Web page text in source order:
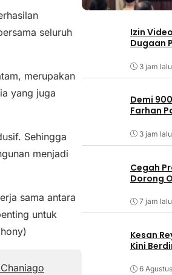
seluruh
merupakan
yang juga
Sehingga
menjadi
sama antara
untuk
Izin
Dugaan
3 jam lalu
Demi
Farhan
3 jam lalu
Cegah
Dorong
7 jam lalu
Kesan
Kini
6